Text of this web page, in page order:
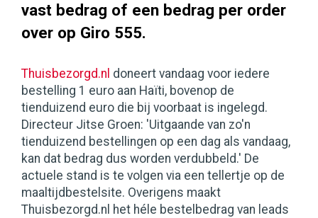
vast bedrag of een bedrag per order
over op Giro 555.
Thuisbezorgd.nl doneert vandaag voor iedere
bestelling 1 euro aan Haïti, bovenop de
tienduizend euro die bij voorbaat is ingelegd.
Directeur Jitse Groen: 'Uitgaande van zo'n
tienduizend bestellingen op een dag als vandaag,
kan dat bedrag dus worden verdubbeld.' De
actuele stand is te volgen via een tellertje op de
maaltijdbestelsite. Overigens maakt
Thuisbezorgd.nl het héle bestelbedrag van leads